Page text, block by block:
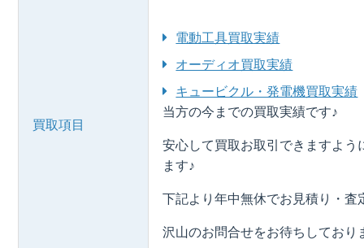
買取項目
電動工具買取実績
オーディオ買取実績
キュービクル・発電機買取実績
当方の今までの買取実績です♪
安心して買取お取引できますよう
ます♪
下記より年中無休でお見積り・査
沢山のお問合せをお待ちしており